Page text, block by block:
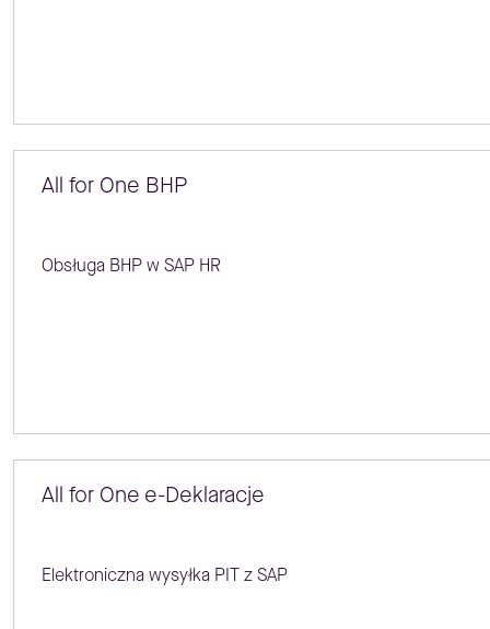
All for One BHP
Obsługa BHP w SAP HR
All for One e-Deklaracje
Elektroniczna wysyłka PIT z SAP